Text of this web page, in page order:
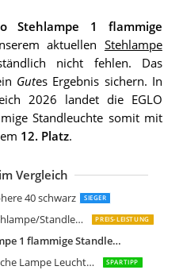
Stehlampe 1 flammige
aktuellen Stehlampe
nicht fehlen. Das
Gutes Ergebnis sichern. In
2026 landet die EGLO
Standleuchte somit mit
12. Platz.
Vergleich
40 schwarz SIEGER
Qazqa Modern Stehleuchte Stehlampe/Standleuchte/Lampe/Leuchte Tripe PREIS-LEISTUNG
EGLO Barbotto Stehlampe 1 flammige Standleuchte
lvyuan Stehleuchte romantische Lampe Leuchte Licht Stehlampe
SPARTIPP
Qazqa Industrie Industrial
Paul Neuhaus Ilona 314-17
Arnusa Oasis Lights Design
Wofi LED Leuchte Lampe Vega
LEONC Kreative Stehleuchte LOUNGE